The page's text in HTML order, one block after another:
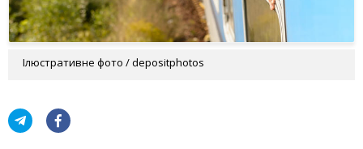
Ілюстративне фото / depositphotos